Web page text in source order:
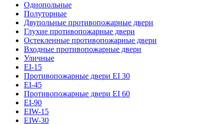
Однопольные
Полуторные
Двупольные противопожарные двери
Глухие противопожарные двери
Остекленные противопожарные двери
Входные противопожарные двери
Уличные
EI-15
Противопожарные двери EI 30
EI-45
Противопожарные двери EI 60
EI-90
EIW-15
EIW-30